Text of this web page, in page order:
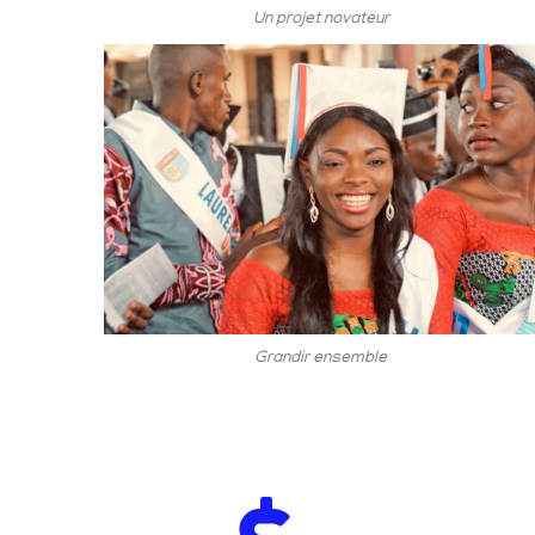
Un projet novateur
Grandir ensemble